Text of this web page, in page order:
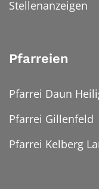
Stellenanzeigen
Pfarreien
Pfarrei Daun
Pfarrei Gillenfeld
Pfarrei Kelberg